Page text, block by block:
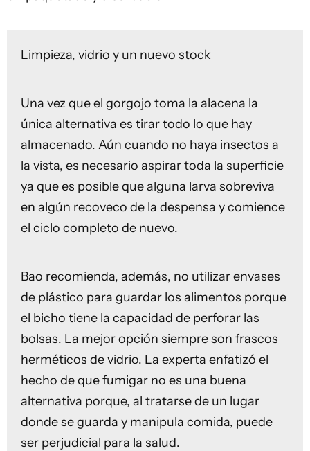
Limpieza, vidrio y un nuevo stock
Una vez que el gorgojo toma la alacena la
única alternativa es tirar todo lo que hay
almacenado. Aún cuando no haya insectos a
la vista, es necesario aspirar toda la superficie
ya que es posible que alguna larva sobreviva
en algún recoveco de la despensa y comience
el ciclo completo de nuevo.
Bao recomienda, además, no utilizar envases
de plástico para guardar los alimentos porque
el bicho tiene la capacidad de perforar las
bolsas. La mejor opción siempre son frascos
herméticos de vidrio. La experta enfatizó el
hecho de que fumigar no es una buena
alternativa porque, al tratarse de un lugar
donde se guarda y manipula comida, puede
ser perjudicial para la salud.